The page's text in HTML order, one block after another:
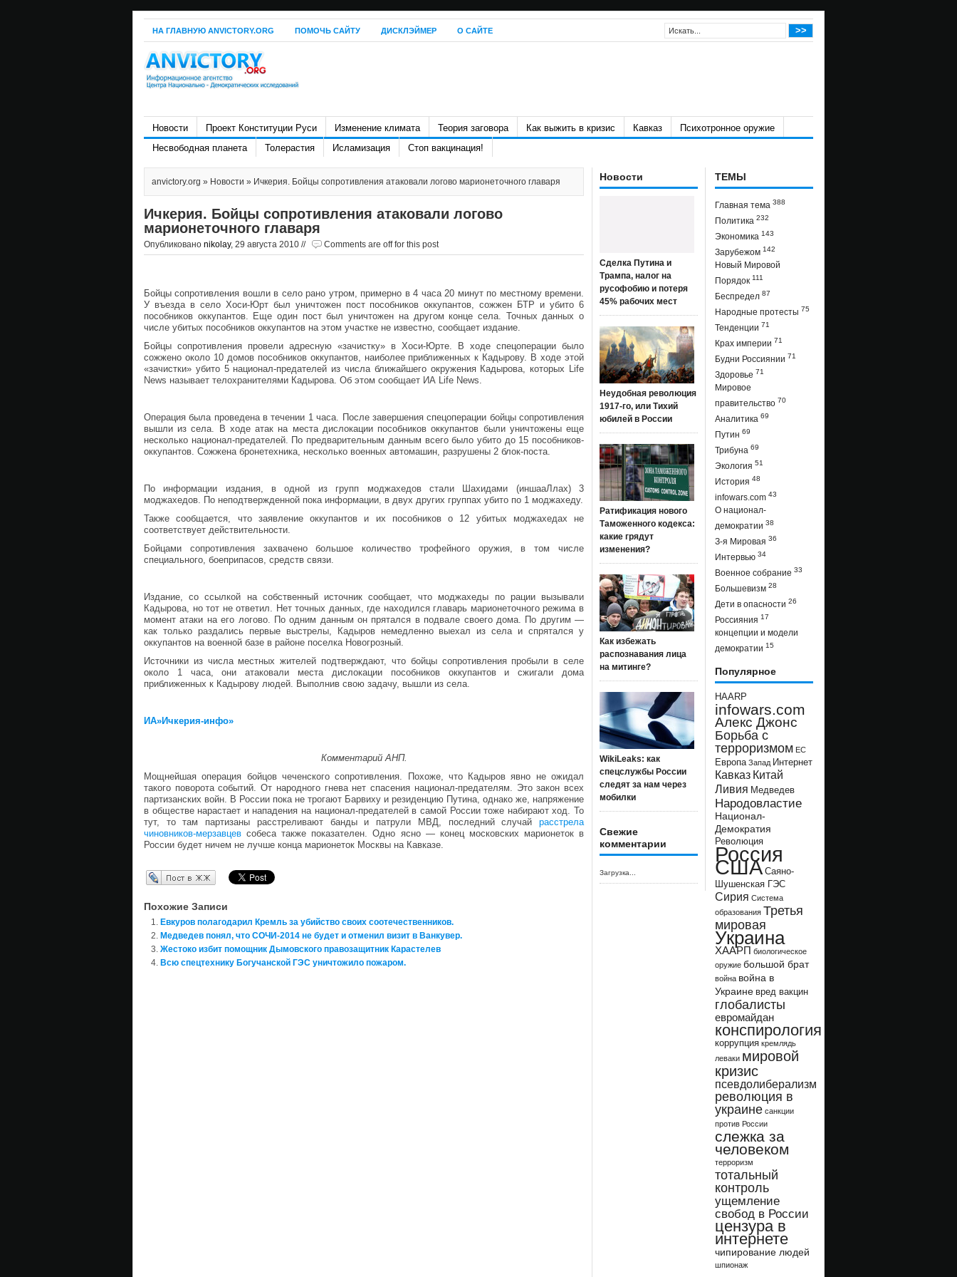
НА ГЛАВНУЮ ANVICTORY.ORG ПОМОЧЬ САЙТУ ДИСКЛЭЙМЕР О САЙТЕ
Новости Проект Конституции Руси Изменение климата Теория заговора Как выжить в кризис Кавказ
Психотронное оружие
Несвободная планета
Толерастия Исламизация Стоп вакцинация!
anvictory.org » Новости » Ичкерия. Бойцы сопротивления атаковали логово марионеточного главаря
Ичкерия. Бойцы сопротивления атаковали логово
марионеточного главаря
Опубликовано nikolay, 29 августа 2010 // Comments are off for this post
Бойцы сопротивления вошли в село рано утром, примерно в 4 часа 20 минут по местному времени.
У въезда в село Хоси-Юрт был уничтожен пост пособников оккупантов, сожжен БТР и убито 6
пособников оккупантов. Еще один пост был уничтожен на другом конце села. Точных данных о
числе убитых пособников оккупантов на этом участке не известно, сообщает издание.
Бойцы сопротивления провели адресную «зачистку» в Хоси-Юрте. В ходе спецоперации было
сожжено около 10 домов пособников оккупантов, наиболее приближенных к Кадырову. В ходе этой
«зачистки» убито 5 национал-предателей из числа ближайшего окружения Кадырова, которых Life
News называет телохранителями Кадырова. Об этом сообщает ИА Life News.
Операция была проведена в течении 1 часа. После завершения спецоперации бойцы сопротивления
вышли из села. В ходе атак на места дислокации пособников оккупантов были уничтожены еще
несколько национал-предателей. По предварительным данным всего было убито до 15 пособников-
оккупантов. Сожжена бронетехника, несколько военных автомашин, разрушены 2 блок-поста.
По информации издания, в одной из групп моджахедов стали Шахидами (иншааЛлах) 3
моджахедов. По неподтвержденной пока информации, в двух других группах убито по 1 моджахеду.
Также сообщается, что заявление оккупантов и их пособников о 12 убитых моджахедах не
соответствует действительности.
Бойцами сопротивления захвачено большое количество трофейного оружия, в том числе
специального, боеприпасов, средств связи.
Издание, со ссылкой на собственный источник сообщает, что моджахеды по рации вызывали
Кадырова, но тот не ответил. Нет точных данных, где находился главарь марионеточного режима в
момент атаки на его логово. По одним данным он прятался в подвале своего дома. По другим —
как только раздались первые выстрелы, Кадыров немедленно выехал из села и спрятался у
оккупантов на военной базе в районе поселка Новогрозный.
Источники из числа местных жителей подтверждают, что бойцы сопротивления пробыли в селе
около 1 часа, они атаковали места дислокации пособников оккупантов и сжигали дома
приближенных к Кадырову людей. Выполнив свою задачу, вышли из села.
ИА»Ичкерия-инфо»
Комментарий АНП.
Мощнейшая операция бойцов чеченского сопротивления. Похоже, что Кадыров явно не ожидал
такого поворота событий. От народного гнева нет спасения национал-предателям. Это закон всех
партизанских войн. В России пока не трогают Барвиху и резиденцию Путина, однако же, напряжение
в обществе нарастает и нападения на национал-предателей в самой России тоже набирают ход. То
тут, то там партизаны расстреливают банды и патрули МВД, последний случай расстрела
чиновников-мерзавцев собеса также показателен. Одно ясно — конец московских марионеток в
России будет ничем не лучше конца марионеток Москвы на Кавказе.
Перепост в ЖЖ
Похожие Записи
Евкуров полагодарил Кремль за убийство своих соотечественников.
Медведев понял, что СОЧИ-2014 не будет и отменил визит в Ванкувер.
Жестоко избит помощник Дымовского правозащитник Карастелев
Всю спецтехнику Богучанской ГЭС уничтожило пожаром.
Новости
Сделка Путина и
Трампа, налог на
русофобию и потеря
45% рабочих мест
Неудобная революция
1917-го, или Тихий
юбилей в России
Ратификация нового
Таможенного кодекса:
какие грядут
изменения?
Как избежать
распознавания лица
на митинге?
WikiLeaks: как
спецслужбы России
следят за нам через
мобилки
Свежие
комментарии
Загрузка...
ТЕМЫ
Главная тема 388
Политика 232
Экономика 143
Зарубежом 142
Новый Мировой
Порядок 111
Беспредел 87
Народные протесты 75
Тенденции 71
Крах империи 71
Будни Россиянии 71
Здоровье 71
Мировое
правительство 70
Аналитика 69
Путин 69
Трибуна 69
Экология 51
История 48
infowars.com 43
О национал-
демократии 38
З-я Мировая 36
Интервью 34
Военное собрание 33
Большевизм 28
Дети в опасности 26
Россияния 17
концепции и модели
демократии 15
Популярное
HAARP
infowars.com
Алекс Джонс
Борьба с
терроризмом ЕС
Европа Запад Интернет
Кавказ Китай
Ливия Медведев
Народовластие
Национал-
Демократия
Революция
Россия
США Саяно-
Шушенская ГЭС
Сирия Система
образования Третья
мировая
Украина
ХААРП биологическое
оружие большой брат
война война в
Украине вред вакцин
глобалисты
евромайдан
конспирология
коррупция кремлядь
леваки мировой
кризис
псевдолиберализм
революция в
украине санкции
против России
слежка за
человеком
терроризм
тотальный
контроль
ущемление
свобод в России
цензура в
интернете
чипирование людей
шпионаж